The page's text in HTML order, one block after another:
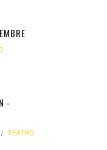
-
TEATRO